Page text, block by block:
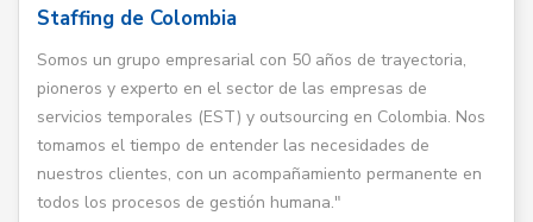
Staffing de Colombia
Somos un grupo empresarial con 50 años de trayectoria,
pioneros y experto en el sector de las empresas de
servicios temporales (EST) y outsourcing en Colombia. Nos
tomamos el tiempo de entender las necesidades de
nuestros clientes, con un acompañamiento permanente en
todos los procesos de gestión humana."